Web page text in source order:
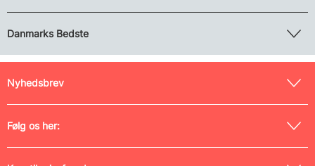
Danmarks Bedste
Nyhedsbrev
Følg os her: